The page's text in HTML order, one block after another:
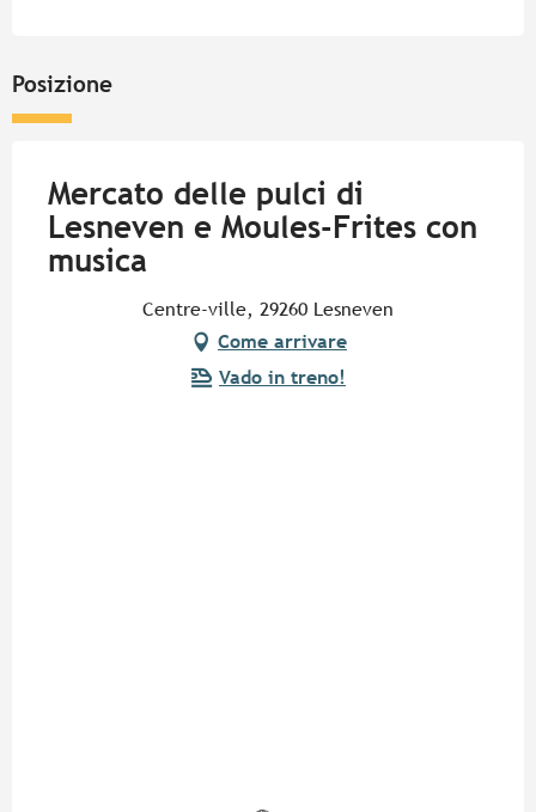
Posizione
Mercato delle pulci di
Lesneven e Moules-Frites con
musica
Centre-ville, 29260 Lesneven
Come arrivare
Vado in treno!